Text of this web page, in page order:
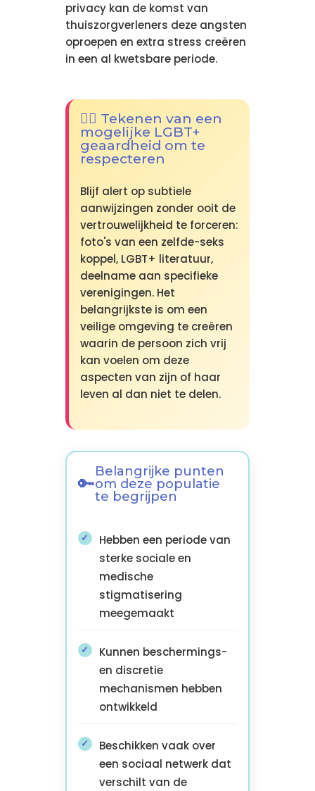
privacy kan de komst van
thuiszorgverleners deze angsten
oproepen en extra stress creëren
in een al kwetsbare periode.
🏳️‍🌈 Tekenen van een
mogelijke LGBT+
geaardheid om te
respecteren
Blijf alert op subtiele
aanwijzingen zonder ooit de
vertrouwelijkheid te forceren:
foto's van een zelfde-seks
koppel, LGBT+ literatuur,
deelname aan specifieke
verenigingen. Het
belangrijkste is om een
veilige omgeving te creëren
waarin de persoon zich vrij
kan voelen om deze
aspecten van zijn of haar
leven al dan niet te delen.
Belangrijke punten
om deze populatie
te begrijpen
Hebben een periode van
sterke sociale en
medische
stigmatisering
meegemaakt
Kunnen beschermings-
en discretie
mechanismen hebben
ontwikkeld
Beschikken vaak over
een sociaal netwerk dat
verschilt van de